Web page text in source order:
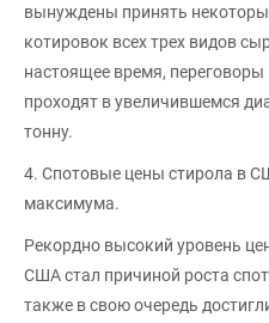
вынуждены принять
котировок всех трех видов
настоящее время,
проходят в увеличившемся
тонну.
4. Спотовые цены стирола в
максимума.
Рекордно высокий уровень
США стал причиной роста
также в свою очередь